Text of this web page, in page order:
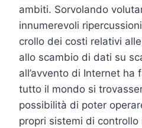
ambiti. Sorvolando
innumerevoli
crollo dei costi relativi
allo scambio di dati su
all’avvento di Internet
tutto il mondo si
possibilità di poter
propri sistemi di